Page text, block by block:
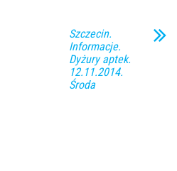
Szczecin.
Informacje.
Dyżury aptek.
12.11.2014.
Środa